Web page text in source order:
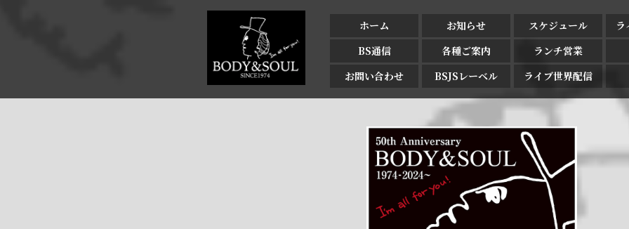
ホーム お知らせ スケジュール
BS通信
各種ご案内
ランチ営業
お問い合わせ
BSJSレーベル ライブ世界配信